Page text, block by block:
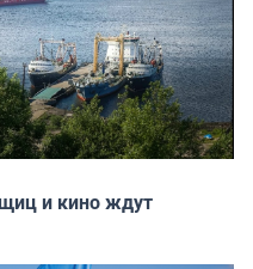
и кино ждут